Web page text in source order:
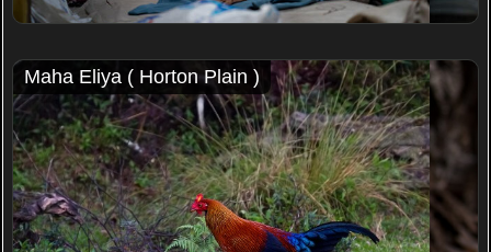
Maha Eliya ( Horton Plain )